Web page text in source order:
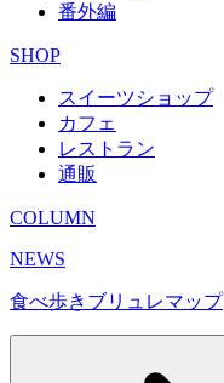
番外編
SHOP
スイーツショップ
カフェ
レストラン
通販
COLUMN
NEWS
食べ歩きブリュレマップ